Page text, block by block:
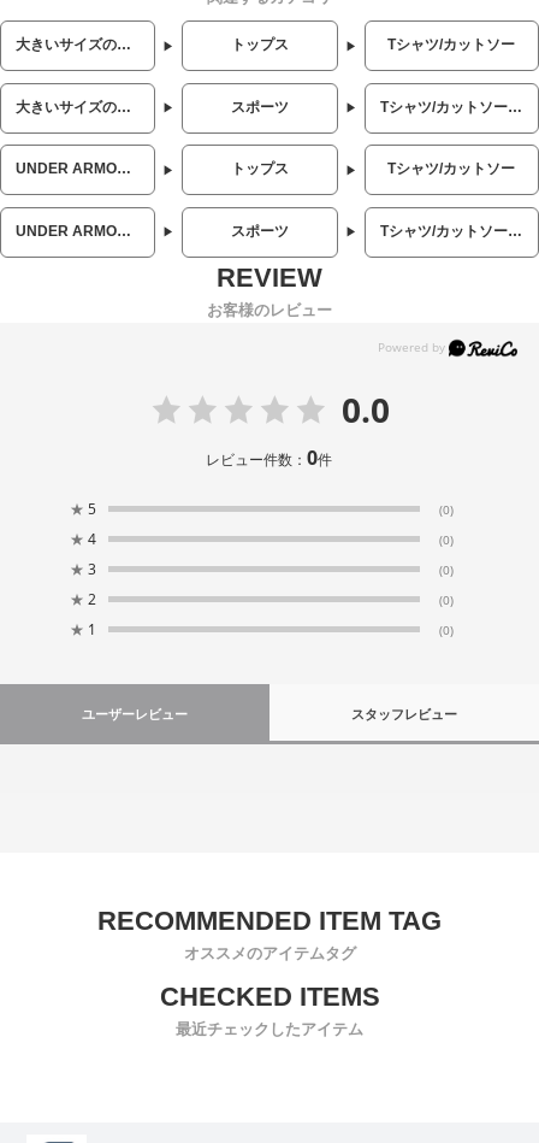
大きいサイズのメンズ服 トップス Tシャツ/カットソー
大きいサイズのメンズ服 スポーツ Tシャツ/カットソー (スポーツ)
UNDER ARMOUR (アンダーアーマー) トップス Tシャツ/カットソー
UNDER ARMOUR (アンダーアーマー) スポーツ Tシャツ/カットソー (スポーツ)
お客様のレビュー
0.0
レビュー件数：0件
★ 5 (0)
★ 4 (0)
★ 3 (0)
★ 2 (0)
★ 1 (0)
ユーザーレビュー スタッフレビュー
オススメのアイテムタグ
最近チェックしたアイテム